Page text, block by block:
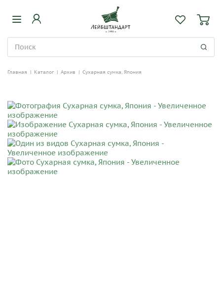
Главная | Каталог | Архив | Сухарная сумка, Япония